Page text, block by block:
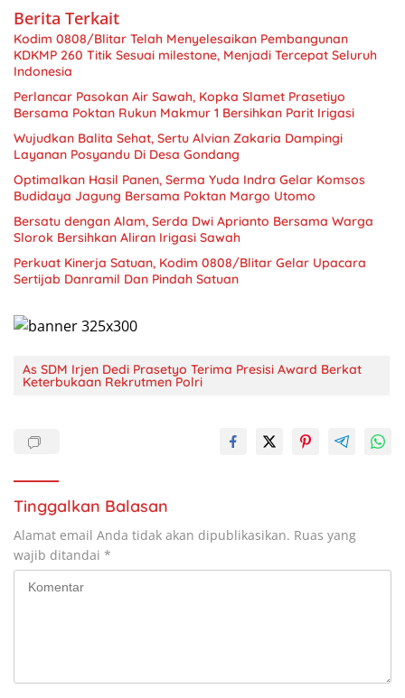
Berita Terkait
Kodim 0808/Blitar Telah Menyelesaikan Pembangunan
KDKMP 260 Titik Sesuai milestone, Menjadi Tercepat Seluruh
Indonesia
Perlancar Pasokan Air Sawah, Kopka Slamet Prasetiyo
Bersama Poktan Rukun Makmur 1 Bersihkan Parit Irigasi
Wujudkan Balita Sehat, Sertu Alvian Zakaria Dampingi
Layanan Posyandu Di Desa Gondang
Optimalkan Hasil Panen, Serma Yuda Indra Gelar Komsos
Budidaya Jagung Bersama Poktan Margo Utomo
Bersatu dengan Alam, Serda Dwi Aprianto Bersama Warga
Slorok Bersihkan Aliran Irigasi Sawah
Perkuat Kinerja Satuan, Kodim 0808/Blitar Gelar Upacara
Sertijab Danramil Dan Pindah Satuan
As SDM Irjen Dedi Prasetyo Terima Presisi Award Berkat
Keterbukaan Rekrutmen Polri
Tinggalkan Balasan
Alamat email Anda tidak akan dipublikasikan. Ruas yang
wajib ditandai *